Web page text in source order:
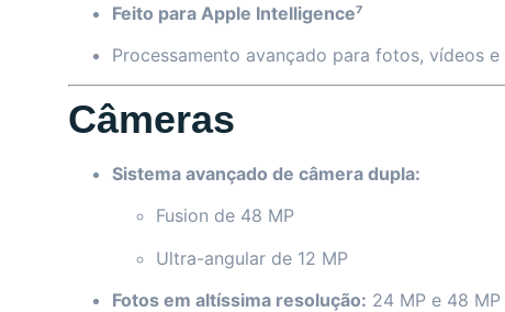
Feito para Apple Intelligence⁷
Processamento avançado para fotos, vídeos
Câmeras
Sistema avançado de câmera dupla:
Fusion de 48 MP
Ultra-angular de 12 MP
Fotos em altíssima resolução: 24 MP e 48 MP